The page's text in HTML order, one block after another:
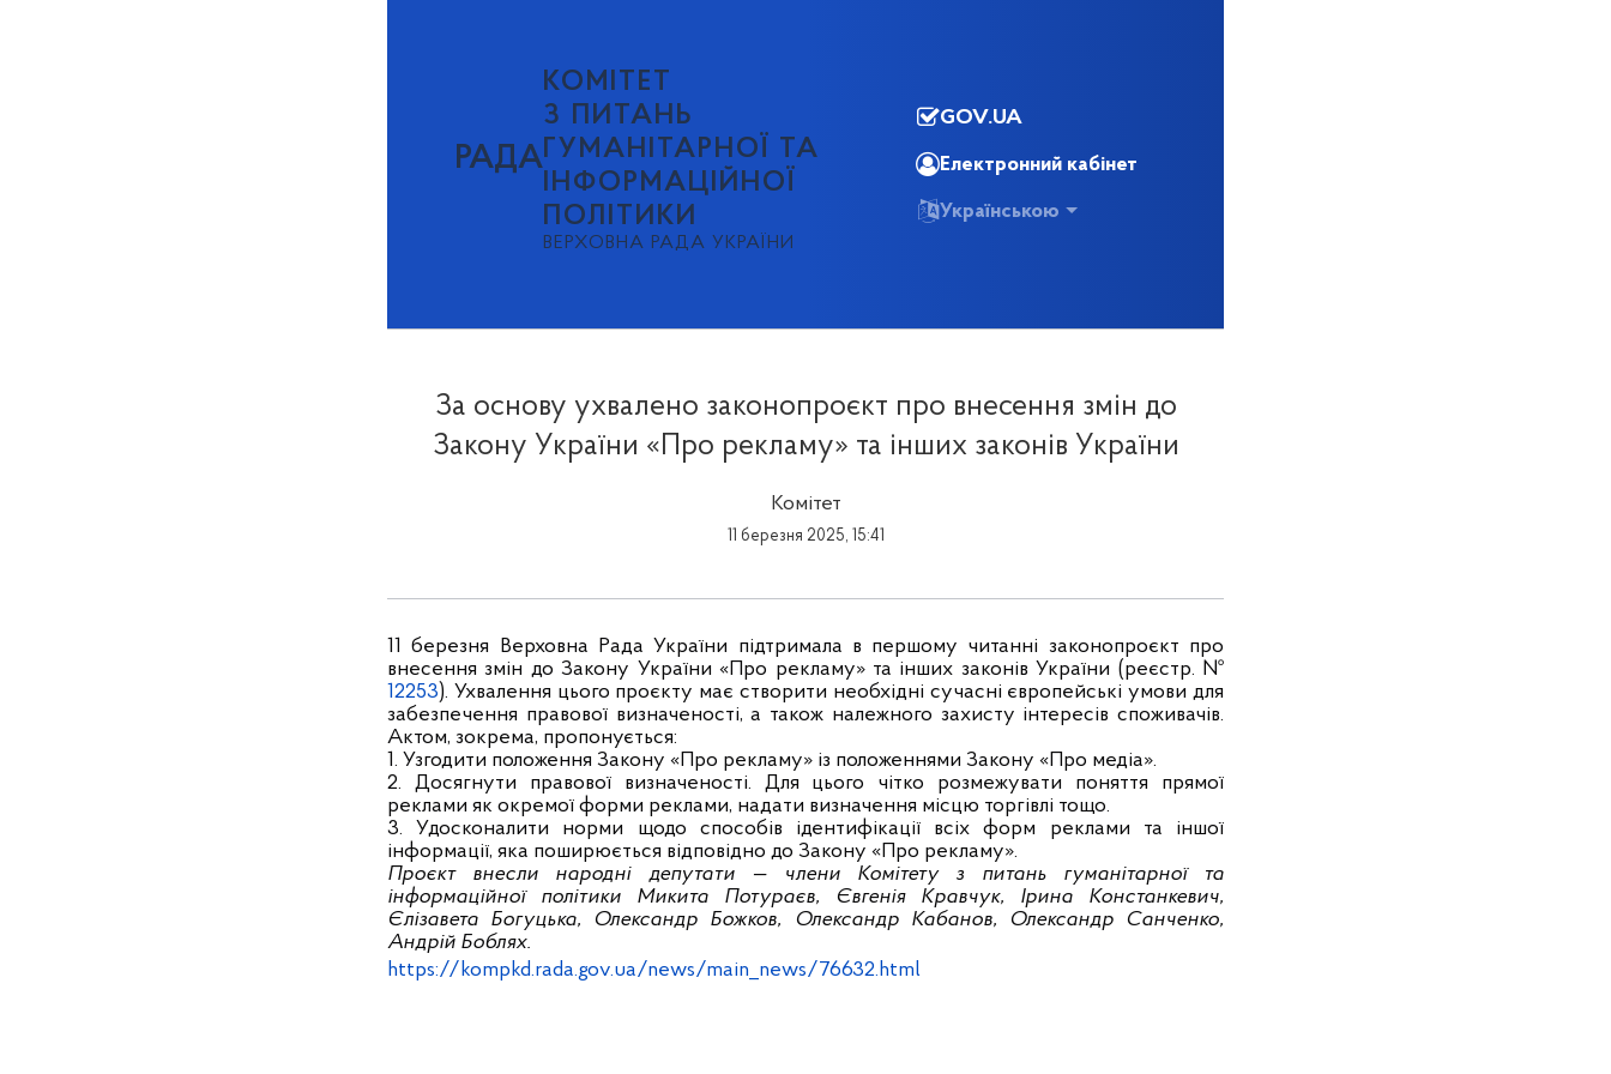
РАДА
КОМІТЕТ
З ПИТАНЬ
ГУМАНІТАРНОЇ ТА
ІНФОРМАЦІЙНОЇ
ПОЛІТИКИ
ВЕРХОВНА РАДА УКРАЇНИ
GOV.UA
Електронний кабінет
Українською
За основу ухвалено законопроєкт про внесення змін до
Закону України «Про рекламу» та інших законів України
Комітет
11 березня 2025, 15:41
11 березня Верховна Рада України підтримала в першому читанні законопроєкт про
внесення змін до Закону України «Про рекламу» та інших законів України (реєстр. №
12253). Ухвалення цього проєкту має створити необхідні сучасні європейські умови для
забезпечення правової визначеності, а також належного захисту інтересів споживачів.
Актом, зокрема, пропонується:
1. Узгодити положення Закону «Про рекламу» із положеннями Закону «Про медіа».
2. Досягнути правової визначеності. Для цього чітко розмежувати поняття прямої
реклами як окремої форми реклами, надати визначення місцю торгівлі тощо.
3. Удосконалити норми щодо способів ідентифікації всіх форм реклами та іншої
інформації, яка поширюється відповідно до Закону «Про рекламу».
Проєкт внесли народні депутати — члени Комітету з питань гуманітарної та
інформаційної політики Микита Потураєв, Євгенія Кравчук, Ірина Констанкевич,
Єлізавета Богуцька, Олександр Божков, Олександр Кабанов, Олександр Санченко,
Андрій Боблях.
https://kompkd.rada.gov.ua/news/main_news/76632.html